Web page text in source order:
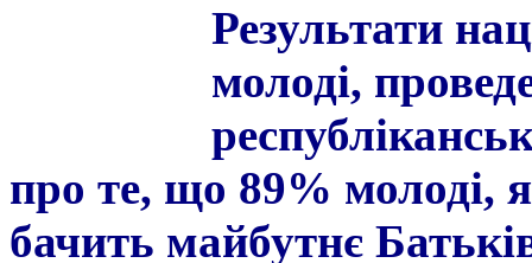
Результати
молоді,
про те, що 89% молоді,
бачить майбутнє